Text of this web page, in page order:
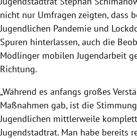
nicht nur Umfragen zeigten, dass
Jugendlichen Pandemie und
Spuren hinterlassen, auch die
Mödlinger mobilen Jugendarbeit
Richtung.
„Während es anfangs großes
Maßnahmen gab, ist die
Jugendlichen mittlerweile
Jugendstadtrat. Man habe bereits